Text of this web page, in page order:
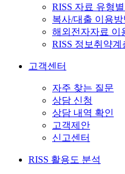
RISS 자료 유형
복사/대출 이용방
해외전자자료 이
RISS 정보취약
고객센터
자주 찾는 질문
상담 신청
상담 내역 확인
고객제안
신고센터
RISS 활용도 분석